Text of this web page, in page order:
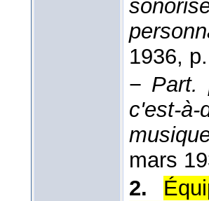
1936,
− Part.
c'est-à-
mars
2.